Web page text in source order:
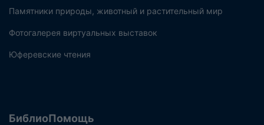
Памятники природы, животный и растительный мир
Фотогалерея виртуальных выставок
Юферевские чтения
БиблиоПомощь